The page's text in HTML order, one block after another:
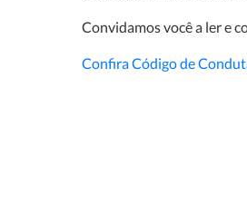
Convidamos você a ler e
Confira Código de